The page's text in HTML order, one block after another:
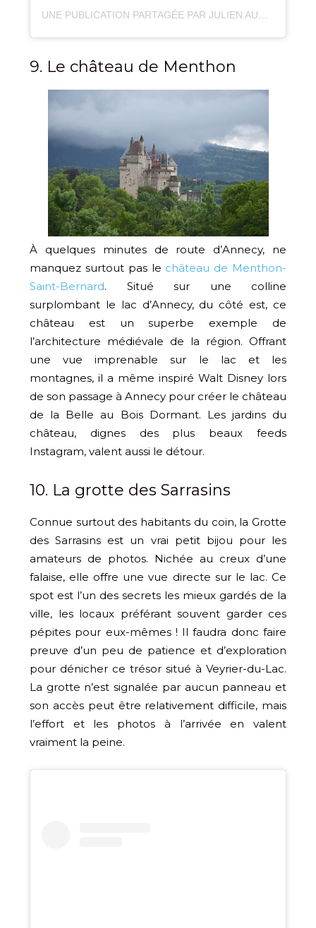
UNE PUBLICATION PARTAGÉE PAR JULIEN AUDIGIER (@JULIEN_AUDIGIER)
9. Le château de Menthon
À quelques minutes de route d’Annecy, ne
manquez surtout pas le château de Menthon-
Saint-Bernard. Situé sur une colline
surplombant le lac d’Annecy, du côté est, ce
château est un superbe exemple de
l’architecture médiévale de la région. Offrant
une vue imprenable sur le lac et les
montagnes, il a même inspiré Walt Disney lors
de son passage à Annecy pour créer le château
de la Belle au Bois Dormant. Les jardins du
château, dignes des plus beaux feeds
Instagram, valent aussi le détour.
10. La grotte des Sarrasins
Connue surtout des habitants du coin, la Grotte
des Sarrasins est un vrai petit bijou pour les
amateurs de photos. Nichée au creux d’une
falaise, elle offre une vue directe sur le lac. Ce
spot est l’un des secrets les mieux gardés de la
ville, les locaux préférant souvent garder ces
pépites pour eux-mêmes ! Il faudra donc faire
preuve d’un peu de patience et d’exploration
pour dénicher ce trésor situé à Veyrier-du-Lac.
La grotte n’est signalée par aucun panneau et
son accès peut être relativement difficile, mais
l’effort et les photos à l’arrivée en valent
vraiment la peine.